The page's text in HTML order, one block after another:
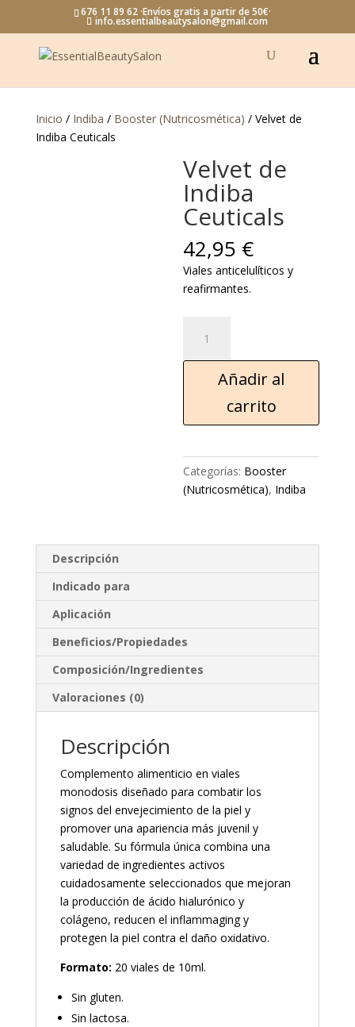
676 11 89 62 ·Envíos gratis a partir de 50€·
info.essentialbeautysalon@gmail.com
Inicio / Indiba / Booster (Nutricosmética) / Velvet de
Indiba Ceuticals
Velvet de
Indiba
Ceuticals
42,95 €
Viales anticelulíticos y
reafirmantes.
Añadir al
carrito
Categorías: Booster
(Nutricosmética), Indiba
Descripción
Indicado para
Aplicación
Beneficios/Propiedades
Composición/Ingredientes
Valoraciones (0)
Descripción
Complemento alimenticio en viales
monodosis diseñado para combatir los
signos del envejecimiento de la piel y
promover una apariencia más juvenil y
saludable. Su fórmula única combina una
variedad de ingredientes activos
cuidadosamente seleccionados que mejoran
la producción de ácido hialurónico y
colágeno, reducen el inflammaging y
protegen la piel contra el daño oxidativo.
Formato: 20 viales de 10ml.
Sin gluten.
Sin lactosa.